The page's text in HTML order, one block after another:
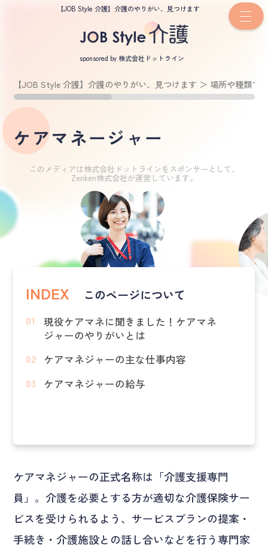
【JOB Style 介護】介護のやりがい、見つけます
sponsored by 株式会社ドットライン
【JOB Style 介護】介護のやりがい、見つけます ＞ 場所や種類で
ケアマネージャー
このメディアは株式会社ドットラインをスポンサーとして、
Zenken株式会社が運営しています。
INDEX このページについて
現役ケアマネに聞きました！ケアマネ
ジャーのやりがいとは
ケアマネジャーの主な仕事内容
ケアマネジャーの給与
ケアマネジャーの正式名称は「介護支援専門
員」。介護を必要とする方が適切な介護保険サー
ビスを受けられるよう、サービスプランの提案・
手続き・介護施設との話し合いなどを行う専門家